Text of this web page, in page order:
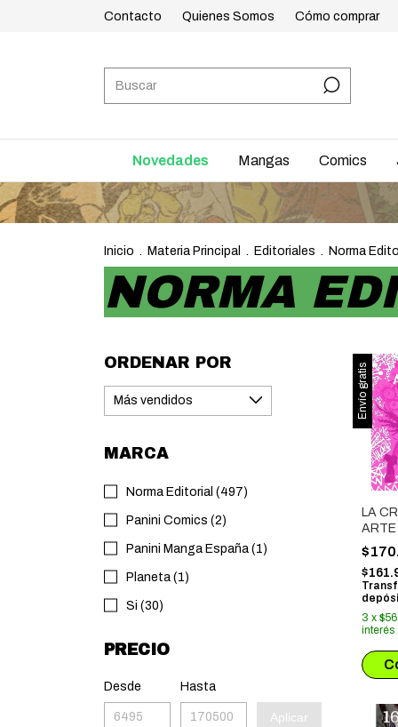
Contacto Quienes Somos Cómo comprar
Novedades Mangas Comics
Inicio . Materia Principal . Editoriales . Norma
NORMA
ORDENAR POR
MARCA
Norma Editorial (497)
Panini Comics (2)
Panini Manga España (1)
Planeta (1)
Si (30)
PRECIO
Desde Hasta
Aplicar
Envío gratis
LA
ARTE
3 x
interés